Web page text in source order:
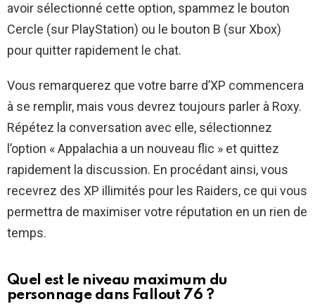
avoir sélectionné cette option, spammez le bouton
Cercle (sur PlayStation) ou le bouton B (sur Xbox)
pour quitter rapidement le chat.
Vous remarquerez que votre barre d’XP commencera
à se remplir, mais vous devrez toujours parler à Roxy.
Répétez la conversation avec elle, sélectionnez
l’option « Appalachia a un nouveau flic » et quittez
rapidement la discussion. En procédant ainsi, vous
recevrez des XP illimités pour les Raiders, ce qui vous
permettra de maximiser votre réputation en un rien de
temps.
Quel est le niveau maximum du
personnage dans Fallout 76 ?